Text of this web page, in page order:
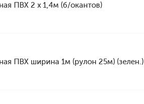
ПВХ 2 х 1,4м (б/окантов)
ПВХ ширина 1м (рулон 25м) (зелен.)